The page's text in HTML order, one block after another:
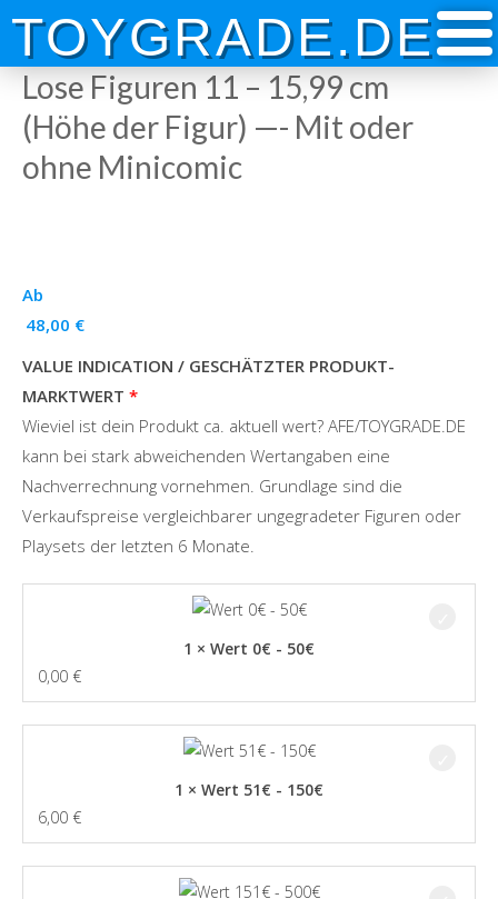
Skip
content
TOYGRADE.DE
Lose Figuren 11 – 15,99 cm
(Höhe der Figur) —- Mit oder
ohne Minicomic
Ab
48,00 €
VALUE INDICATION / GESCHÄTZTER PRODUKT-
MARKTWERT
Wieviel ist dein Produkt ca. aktuell wert? AFE/TOYGRADE.DE
kann bei stark abweichenden Wertangaben eine
Nachverrechnung vornehmen. Grundlage sind die
Verkaufspreise vergleichbarer ungegradeter Figuren oder
Playsets der letzten 6 Monate.
1 × Wert 0€ - 50€
0,00 €
1 × Wert 51€ - 150€
6,00 €